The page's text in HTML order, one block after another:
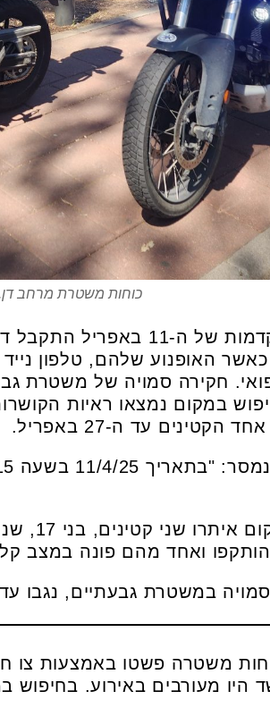
כוחות משטרת מרחב
בשעות הלילה המוקדמות
כאשר האופנוע שלהם, טלפון
חקירה סמויה של משטרת
עד ה-27 באפריל.
ואחד מהם פונה במצב קל
במשטרת גבעתיים, נגבו
היו מעורבים באירוע. בחיפוש